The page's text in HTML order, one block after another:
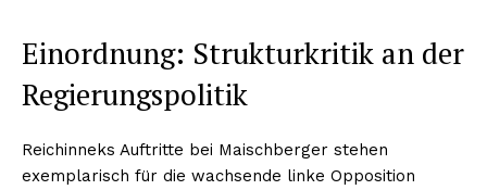
Einordnung: Strukturkritik an der
Regierungspolitik
Reichinneks Auftritte bei Maischberger stehen
exemplarisch für die wachsende linke Opposition